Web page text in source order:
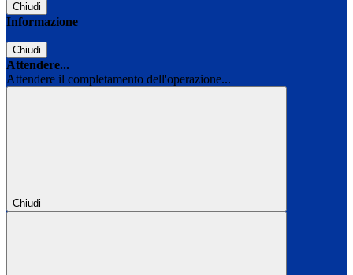
Chiudi
Informazione
Chiudi
Attendere...
Attendere il completamento dell'operazione...
Chiudi